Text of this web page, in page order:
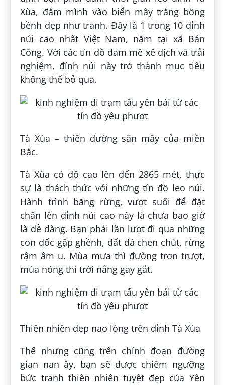
Xùa, đắm mình vào biển mây trắng bồng
bềnh đẹp như tranh. Đây là 1 trong 10 đỉnh
núi cao nhất Việt Nam, nằm tại xã Bản
Công. Với các tín đồ đam mê xê dịch và trải
nghiệm, đỉnh núi này trở thành mục tiêu
không thể bỏ qua.
Tà Xùa – thiên đường săn mây của miền
Bắc.
Tà Xùa có độ cao lên đến 2865 mét, thực
sự là thách thức với những tín đồ leo núi.
Hành trình băng rừng, vượt suối để đặt
chân lên đỉnh núi cao này là chưa bao giờ
là dễ dàng. Bạn phải lần lượt đi qua những
con dốc gập ghềnh, đất đá chen chút, rừng
rậm âm u. Mùa mưa thì đường trơn trượt,
mùa nóng thì trời nắng gay gắt.
Thiên nhiên đẹp nao lòng trên đỉnh Tà Xùa
Thế nhưng cũng trên chính đoạn đường
gian nan ấy, bạn sẽ được chiêm ngưỡng
bức tranh thiên nhiên tuyệt đẹp của Yên